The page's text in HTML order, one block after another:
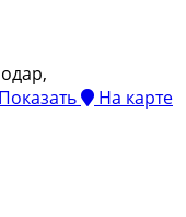
Показать
На карте